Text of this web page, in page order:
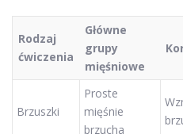
Rodzaj
ćwiczenia
Główne
grupy
mięśniowe
Brzuszki
Proste
mięśnie
brzucha